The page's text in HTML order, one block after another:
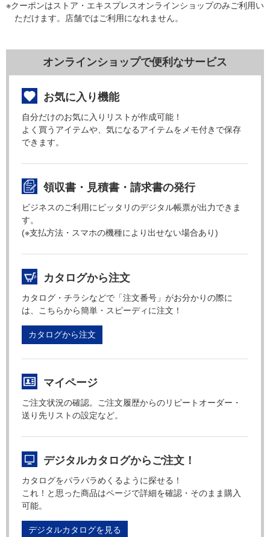
※クーポンはストア・エキスプレスオンラインショップのみご利用い
ただけます。店舗ではご利用になれません。
オンラインショップで便利なサービス
お気に入り機能
自分だけのお気に入りリストが作成可能！
よく買うアイテムや、気になるアイテムをメモ付きで保存
できます。
領収書・見積書・請求書の発行
ビジネスのご利用にピッタリのデジタル帳票が出力できま
す。
(※支払方法・スマホの機種により出せない場合あり)
カタログから注文
カタログ・チラシなどで「注文番号」がお分かりの際に
は、こちらから簡単・スピーディに注文！
カタログから注文
マイページ
ご注文状況の確認。ご注文履歴からのリピートオーダー・
送り先リストの設定など。
デジタルカタログからご注文！
カタログをパラパラめくるように探せる！
これ！と思った商品はページで詳細を確認・そのまま購入
可能。
デジタルカタログを見る